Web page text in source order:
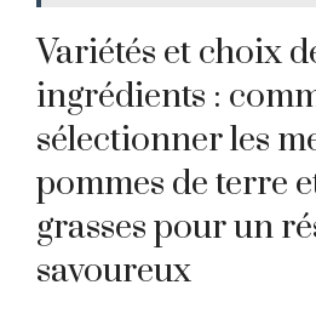
Variétés et choix
ingrédients :
sélectionner les
pommes de terre
grasses pour un
savoureux